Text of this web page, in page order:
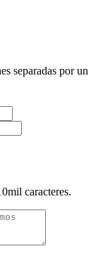
separadas por un
caracteres.